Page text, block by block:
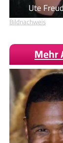
Ute
Bildnachweis
Mehr